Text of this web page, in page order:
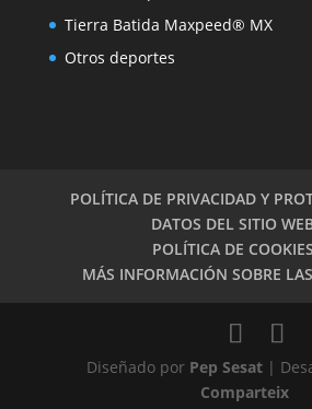
Tierra Batida Maxpeed® MX
Otros deportes
POLÍTICA DE PRIVACIDAD Y
DATOS DEL SITIO
POLÍTICA DE COOKIES
MÁS INFORMACIÓN SOBRE
Diseñado por Pep Sesat|
Comparteix